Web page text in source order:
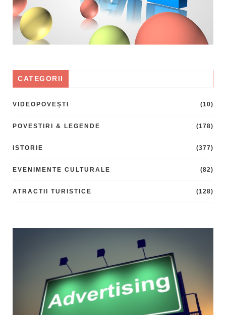
CATEGORII
VIDEOPOVEȘTI (10)
POVESTIRI & LEGENDE (178)
ISTORIE (377)
EVENIMENTE CULTURALE (82)
ATRACTII TURISTICE (128)